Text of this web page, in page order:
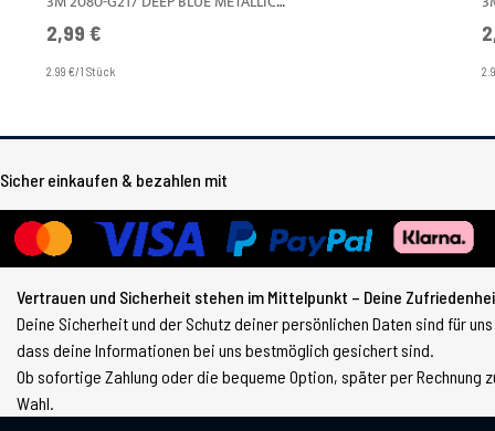
2,99 €
2.99 €/1 Stück
Sicher einkaufen & bezahlen mit
Vertrauen und Sicherheit stehen im Mittelpunkt – Deine
Deine Sicherheit und der Schutz deiner persönlichen Daten sind für
dass deine Informationen bei uns bestmöglich gesichert sind.
Ob sofortige Zahlung oder die bequeme Option, später per Rechnung
Wahl.